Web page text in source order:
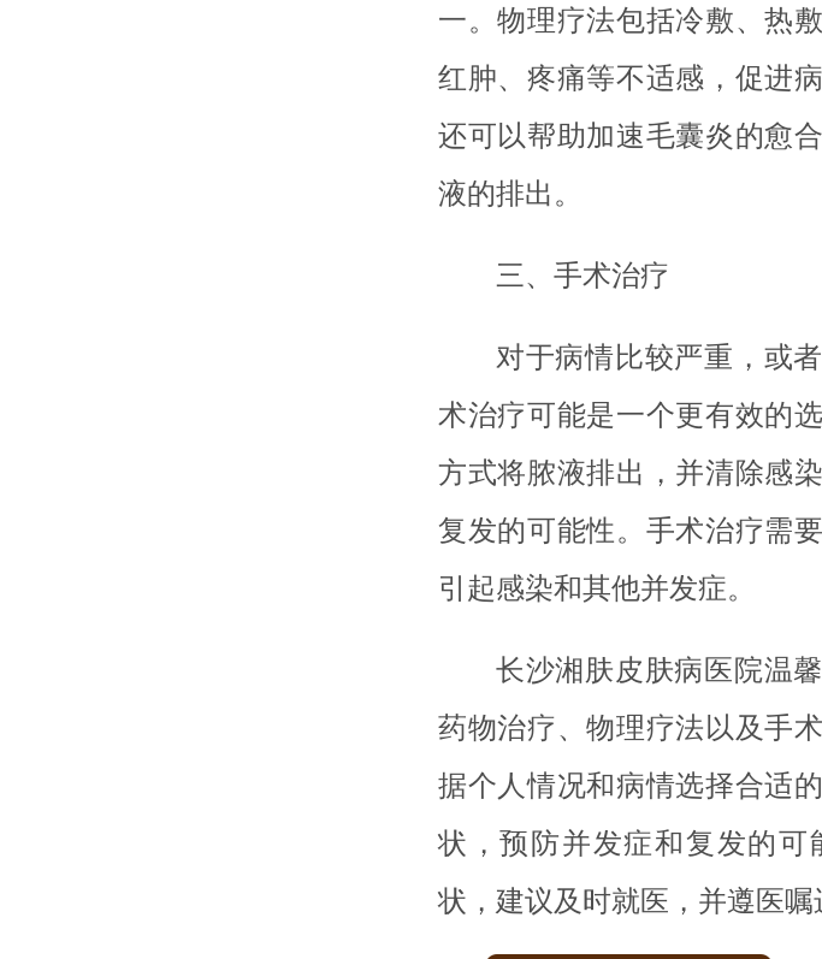
一。物理疗法包括冷敷、热
红肿、疼痛等不适感，促进
还可以帮助加速毛囊炎的愈
液的排出。
三、手术治疗
对于病情比较严重，或
术治疗可能是一个更有效的
方式将脓液排出，并清除感
复发的可能性。手术治疗需
引起感染和其他并发症。
长沙湘肤皮肤病医院温
药物治疗、物理疗法以及手
据个人情况和病情选择合适
状，预防并发症和复发的
状，建议及时就医，并遵医嘱